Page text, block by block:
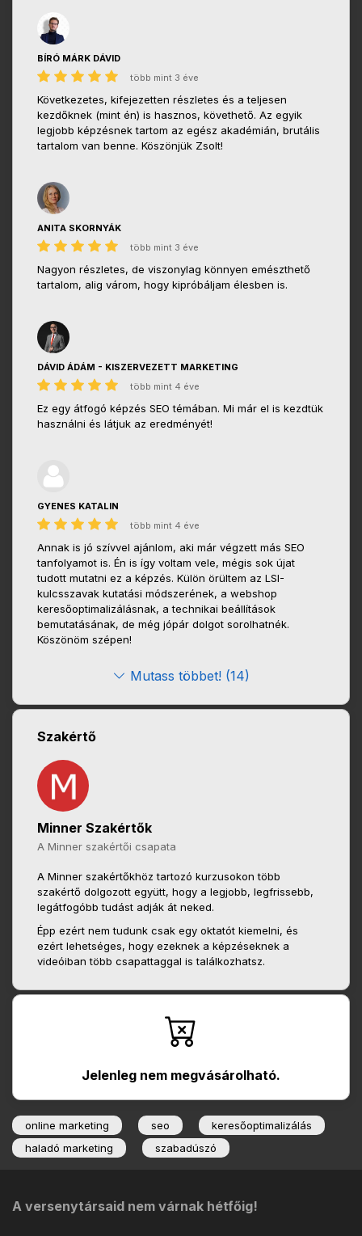
BÍRÓ MÁRK DÁVID
több mint 3 éve
Következetes, kifejezetten részletes és a teljesen
kezdőknek (mint én) is hasznos, követhető. Az egyik
legjobb képzésnek tartom az egész akadémián, brutális
tartalom van benne. Köszönjük Zsolt!
ANITA SKORNYÁK
több mint 3 éve
Nagyon részletes, de viszonylag könnyen emészthető
tartalom, alig várom, hogy kipróbáljam élesben is.
DÁVID ÁDÁM - KISZERVEZETT MARKETING
több mint 4 éve
Ez egy átfogó képzés SEO témában. Mi már el is kezdtük
használni és látjuk az eredményét!
GYENES KATALIN
több mint 4 éve
Annak is jó szívvel ajánlom, aki már végzett más SEO
tanfolyamot is. Én is így voltam vele, mégis sok újat
tudott mutatni ez a képzés. Külön örültem az LSI-
kulcsszavak kutatási módszerének, a webshop
keresőoptimalizálásnak, a technikai beállítások
bemutatásának, de még jópár dolgot sorolhatnék.
Köszönöm szépen!
Mutass többet! (14)
Szakértő
Minner Szakértők
A Minner szakértői csapata
A Minner szakértőkhöz tartozó kurzusokon több
szakértő dolgozott együtt, hogy a legjobb, legfrissebb,
legátfogóbb tudást adják át neked.
Épp ezért nem tudunk csak egy oktatót kiemelni, és
ezért lehetséges, hogy ezeknek a képzéseknek a
videóiban több csapattaggal is találkozhatsz.
Jelenleg nem megvásárolható.
online marketing seo
keresőoptimalizálás
haladó marketing
szabadúszó
A versenytársaid nem várnak hétfőig!